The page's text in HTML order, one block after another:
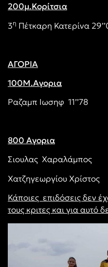
200μ.Κορίτσια
3η Πέτκαρη Κατερίνα
ΑΓΟΡΙΑ
100Μ.Αγορια
Ραζαμπ Ιωσηφ 11’’78
800 Αγορια
Σιουλας Χαραλάμπος
Χατζηγεωργίου Χρίστος
Κάποιες επιδόσεις δεν
τους κριτες και για αυτό